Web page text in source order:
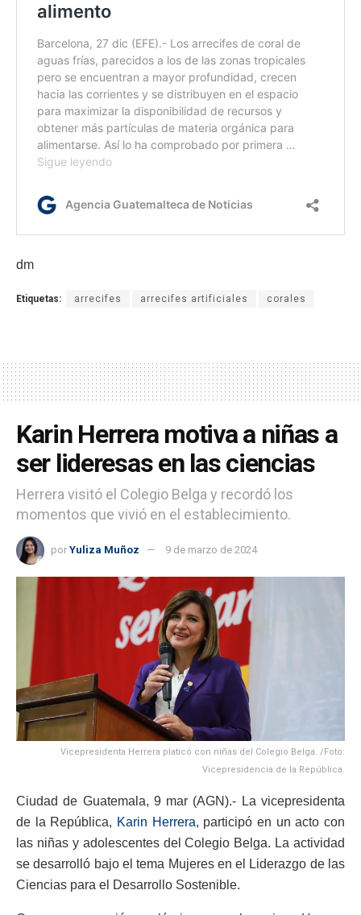
dm
Etiquetas: arrecifes arrecifes artificiales corales
Karin Herrera motiva a niñas a
ser lideresas en las ciencias
Herrera visitó el Colegio Belga y recordó los
momentos que vivió en el establecimiento.
por Yuliza Muñoz 9 de marzo de 2024
Vicepresidenta Herrera platicó con niñas del Colegio Belga. /Foto:
Vicepresidencia de la República.
Ciudad de Guatemala, 9 mar (AGN).- La vicepresidenta
de la República, Karin Herrera, participó en un acto con
las niñas y adolescentes del Colegio Belga. La actividad
se desarrolló bajo el tema Mujeres en el Liderazgo de las
Ciencias para el Desarrollo Sostenible.